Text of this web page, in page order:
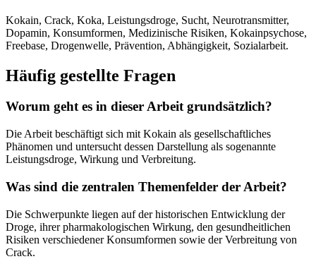
Kokain, Crack, Koka, Leistungsdroge, Sucht, Neurotransmitter,
Dopamin, Konsumformen, Medizinische Risiken, Kokainpsychose,
Freebase, Drogenwelle, Prävention, Abhängigkeit, Sozialarbeit.
Häufig gestellte Fragen
Worum geht es in dieser Arbeit grundsätzlich?
Die Arbeit beschäftigt sich mit Kokain als gesellschaftliches
Phänomen und untersucht dessen Darstellung als sogenannte
Leistungsdroge, Wirkung und Verbreitung.
Was sind die zentralen Themenfelder der Arbeit?
Die Schwerpunkte liegen auf der historischen Entwicklung der
Droge, ihrer pharmakologischen Wirkung, den gesundheitlichen
Risiken verschiedener Konsumformen sowie der Verbreitung von
Crack.